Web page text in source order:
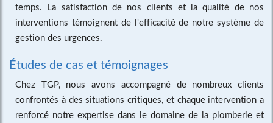
temps. La satisfaction de nos clients et la qualité de nos
interventions témoignent de l'efficacité de notre système de
gestion des urgences.
Études de cas et témoignages
Chez TGP, nous avons accompagné de nombreux clients
confrontés à des situations critiques, et chaque intervention a
renforcé notre expertise dans le domaine de la plomberie et